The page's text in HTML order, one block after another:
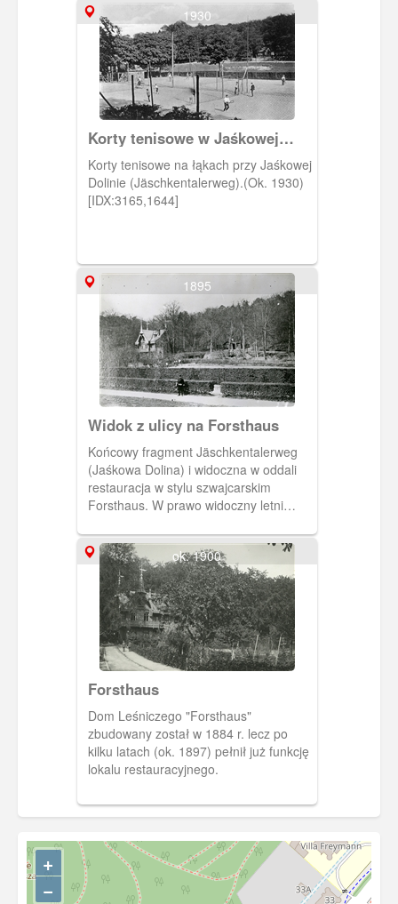
1930
Korty tenisowe w Jaśkowej
Dolinie
Korty tenisowe na łąkach przy Jaśkowej
Dolinie (Jäschkentalerweg).(Ok. 1930)
[IDX:3165,1644]
1895
Widok z ulicy na Forsthaus
Końcowy fragment Jäschkentalerweg
(Jaśkowa Dolina) i widoczna w oddali
restauracja w stylu szwajcarskim
Forsthaus. W prawo widoczny letni
jeszcze nie wykorzystane pod korty
tenisowe.
ok. 1900
Forsthaus
Dom Leśniczego "Forsthaus"
zbudowany został w 1884 r. lecz po
kilku latach (ok. 1897) pełnił już funkcję
lokalu restauracyjnego.
+
−